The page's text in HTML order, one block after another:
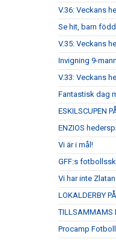
V.36: Veckans
Se hit, barn
V.35: Veckans
Invigning 9-
V.33: Veckans
Fantastisk dag
ESKILSCUPEN
ENZIOS
Vi är i mål!
GFF:s
Vi har inte
LOKALDERBY
TILLSAMMAMS
Procamp